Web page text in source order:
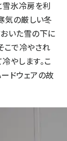
雪氷冷房を利
気の厳しい冬
いた雪の下に
こで冷やされ
やします。こ
ドウェアの故